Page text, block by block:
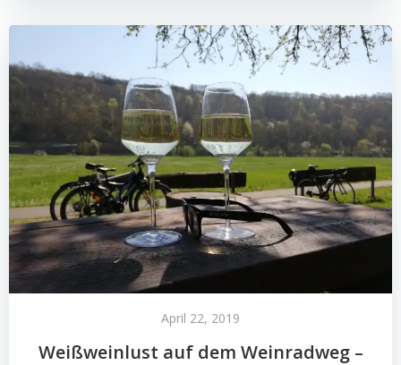
April 22, 2019
Weißweinlust auf dem Weinradweg –